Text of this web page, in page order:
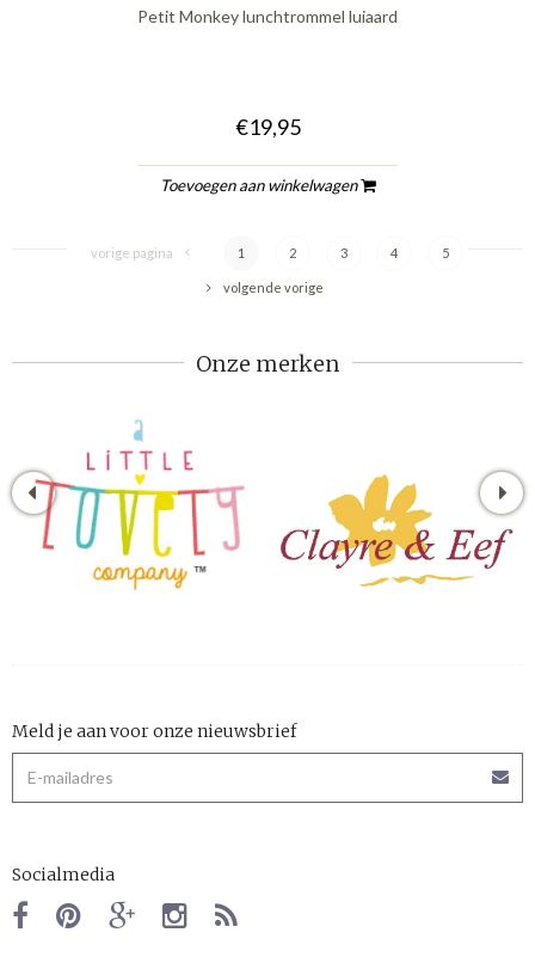
Petit Monkey lunchtrommel luiaard
€19,95
Toevoegen aan winkelwagen
vorige pagina 1 2 3 4 5
volgende vorige
Onze merken
Meld je aan voor onze nieuwsbrief
Socialmedia